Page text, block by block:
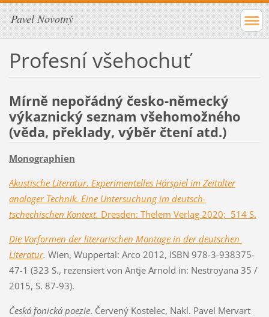
Pavel Novotný
Profesní všehochuť
Mírně nepořádný česko-německý
výkaznický seznam všehomožného
(věda, překlady, výběr čtení atd.)
Monographien
Akustische Literatur. Experimentelles Hörspiel im Zeitalter
analoger Technik. Eine Untersuchung im deutsch-
tschechischen Kontext. Dresden: Thelem Verlag 2020; 514 S.
Die Vorformen der literarischen Montage in der deutschen
Literatur. Wien, Wuppertal: Arco 2012, ISBN 978-3-938375-
47-1 (323 S., rezensiert von Antje Arnold in: Nestroyana 35 /
2015, S. 87-93).
Česká fonická poezie. Červený Kostelec, Nakl. Pavel Mervart